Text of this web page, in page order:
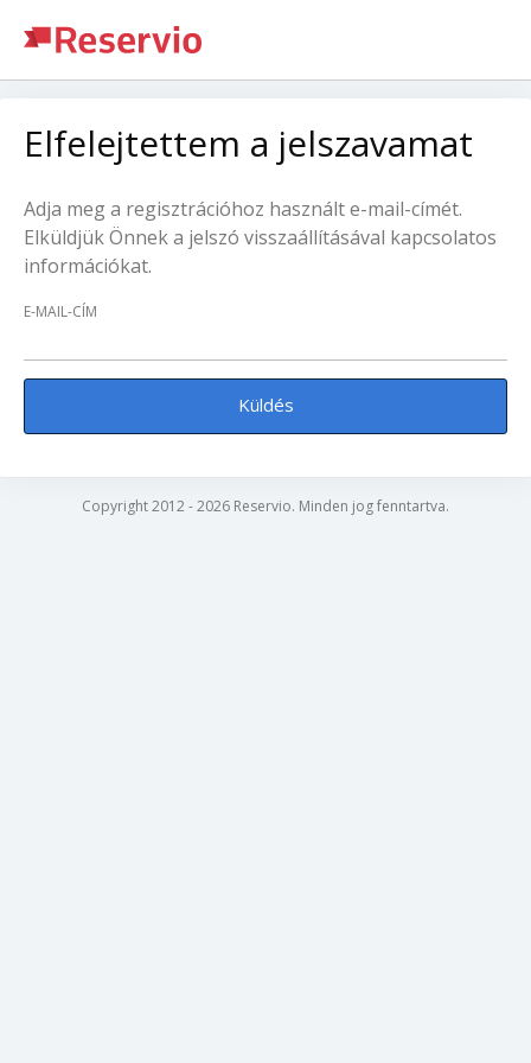
Elfelejtettem a jelszavamat
Adja meg a regisztrációhoz használt e-mail-címét.
Elküldjük Önnek a jelszó visszaállításával kapcsolatos
információkat.
E-MAIL-CÍM
Küldés
Copyright 2012 - 2026 Reservio. Minden jog fenntartva.